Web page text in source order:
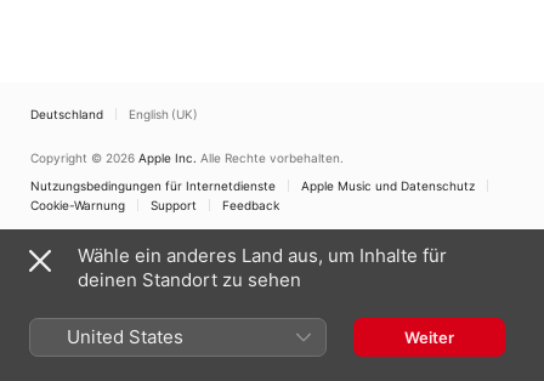
Deutschland English (UK)
Copyright © 2026 Apple Inc. Alle Rechte vorbehalten.
Nutzungsbedingungen für Internetdienste
Apple Music und Datenschutz
Cookie-Warnung
Support Feedback
Wähle ein anderes Land aus, um Inhalte für
deinen Standort zu sehen
United States Weiter